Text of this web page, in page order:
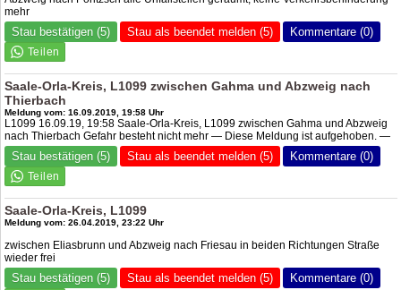
mehr
Stau bestätigen (5) Stau als beendet melden (5) Kommentare (0)
Saale-Orla-Kreis, L1099 zwischen Gahma und Abzweig nach
Thierbach
Meldung vom: 16.09.2019, 19:58 Uhr
L1099 16.09.19, 19:58 Saale-Orla-Kreis, L1099 zwischen Gahma und Abzweig
nach Thierbach Gefahr besteht nicht mehr — Diese Meldung ist aufgehoben. —
Stau bestätigen (5) Stau als beendet melden (5) Kommentare (0)
Saale-Orla-Kreis, L1099
Meldung vom: 26.04.2019, 23:22 Uhr
zwischen Eliasbrunn und Abzweig nach Friesau in beiden Richtungen Straße
wieder frei
Stau bestätigen (5) Stau als beendet melden (5) Kommentare (0)